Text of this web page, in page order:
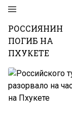
РОССИЯНИН
ПОГИБ НА
ПХУКЕТЕ